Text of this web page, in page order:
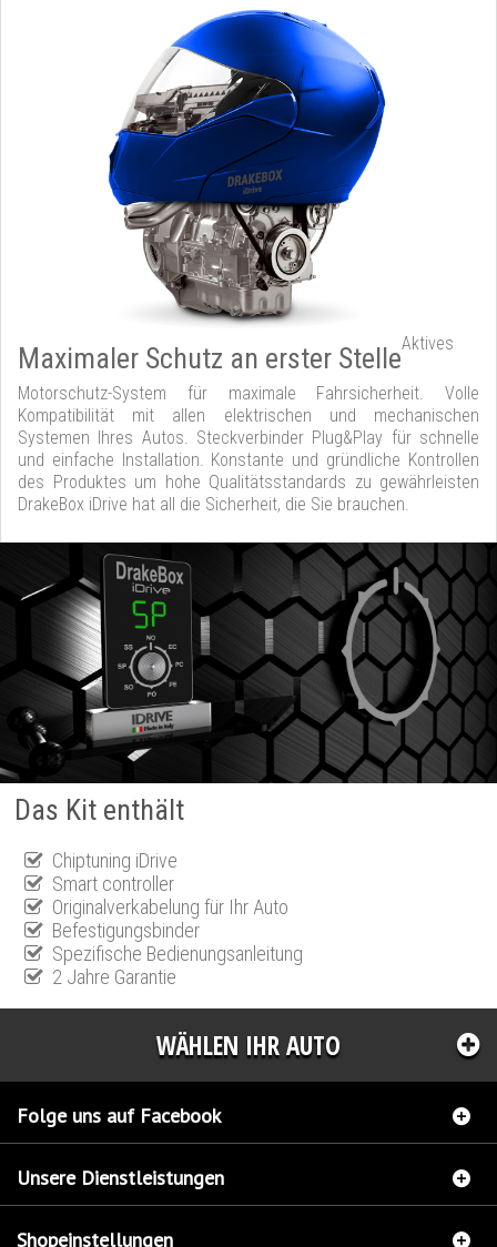
Maximaler Schutz an erster StelleAktives
Motorschutz-System für maximale Fahrsicherheit. Volle
Kompatibilität mit allen elektrischen und mechanischen
Systemen Ihres Autos. Steckverbinder Plug&Play für schnelle
und einfache Installation. Konstante und gründliche Kontrollen
des Produktes um hohe Qualitätsstandards zu gewährleisten
DrakeBox iDrive hat all die Sicherheit, die Sie brauchen.
Das Kit enthält
Chiptuning iDrive
Smart controller
Originalverkabelung für Ihr Auto
Befestigungsbinder
Spezifische Bedienungsanleitung
2 Jahre Garantie
WÄHLEN IHR AUTO
Folge uns auf Facebook
Unsere Dienstleistungen
Shopeinstellungen